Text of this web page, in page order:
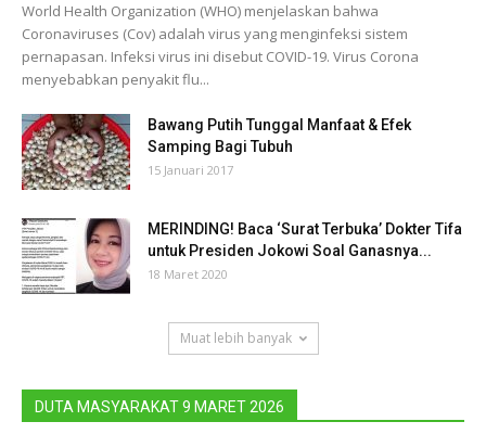
World Health Organization (WHO) menjelaskan bahwa
Coronaviruses (Cov) adalah virus yang menginfeksi sistem
pernapasan. Infeksi virus ini disebut COVID-19. Virus Corona
menyebabkan penyakit flu...
Bawang Putih Tunggal Manfaat & Efek
Samping Bagi Tubuh
15 Januari 2017
MERINDING! Baca ‘Surat Terbuka’ Dokter Tifa
untuk Presiden Jokowi Soal Ganasnya...
18 Maret 2020
Muat lebih banyak
DUTA MASYARAKAT 9 MARET 2026